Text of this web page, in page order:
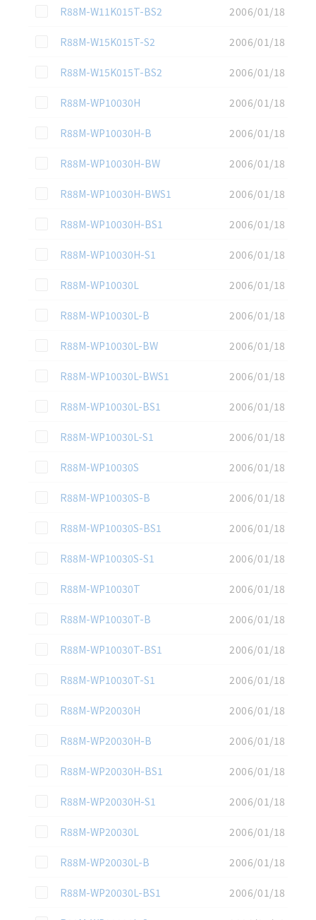
この資料を選択
R88M-W11K015T-BS2
2006/01/18
この資料を選択
R88M-W15K015T-S2
2006/01/18
この資料を選択
R88M-W15K015T-BS2
2006/01/18
この資料を選択
R88M-WP10030H
2006/01/18
この資料を選択
R88M-WP10030H-B
2006/01/18
この資料を選択
R88M-WP10030H-BW
2006/01/18
この資料を選択
R88M-WP10030H-BWS1
2006/01/18
この資料を選択
R88M-WP10030H-BS1
2006/01/18
この資料を選択
R88M-WP10030H-S1
2006/01/18
この資料を選択
R88M-WP10030L
2006/01/18
この資料を選択
R88M-WP10030L-B
2006/01/18
この資料を選択
R88M-WP10030L-BW
2006/01/18
この資料を選択
R88M-WP10030L-BWS1
2006/01/18
この資料を選択
R88M-WP10030L-BS1
2006/01/18
この資料を選択
R88M-WP10030L-S1
2006/01/18
この資料を選択
R88M-WP10030S
2006/01/18
この資料を選択
R88M-WP10030S-B
2006/01/18
この資料を選択
R88M-WP10030S-BS1
2006/01/18
この資料を選択
R88M-WP10030S-S1
2006/01/18
この資料を選択
R88M-WP10030T
2006/01/18
この資料を選択
R88M-WP10030T-B
2006/01/18
この資料を選択
R88M-WP10030T-BS1
2006/01/18
この資料を選択
R88M-WP10030T-S1
2006/01/18
この資料を選択
R88M-WP20030H
2006/01/18
この資料を選択
R88M-WP20030H-B
2006/01/18
この資料を選択
R88M-WP20030H-BS1
2006/01/18
この資料を選択
R88M-WP20030H-S1
2006/01/18
この資料を選択
R88M-WP20030L
2006/01/18
この資料を選択
R88M-WP20030L-B
2006/01/18
この資料を選択
R88M-WP20030L-BS1
2006/01/18